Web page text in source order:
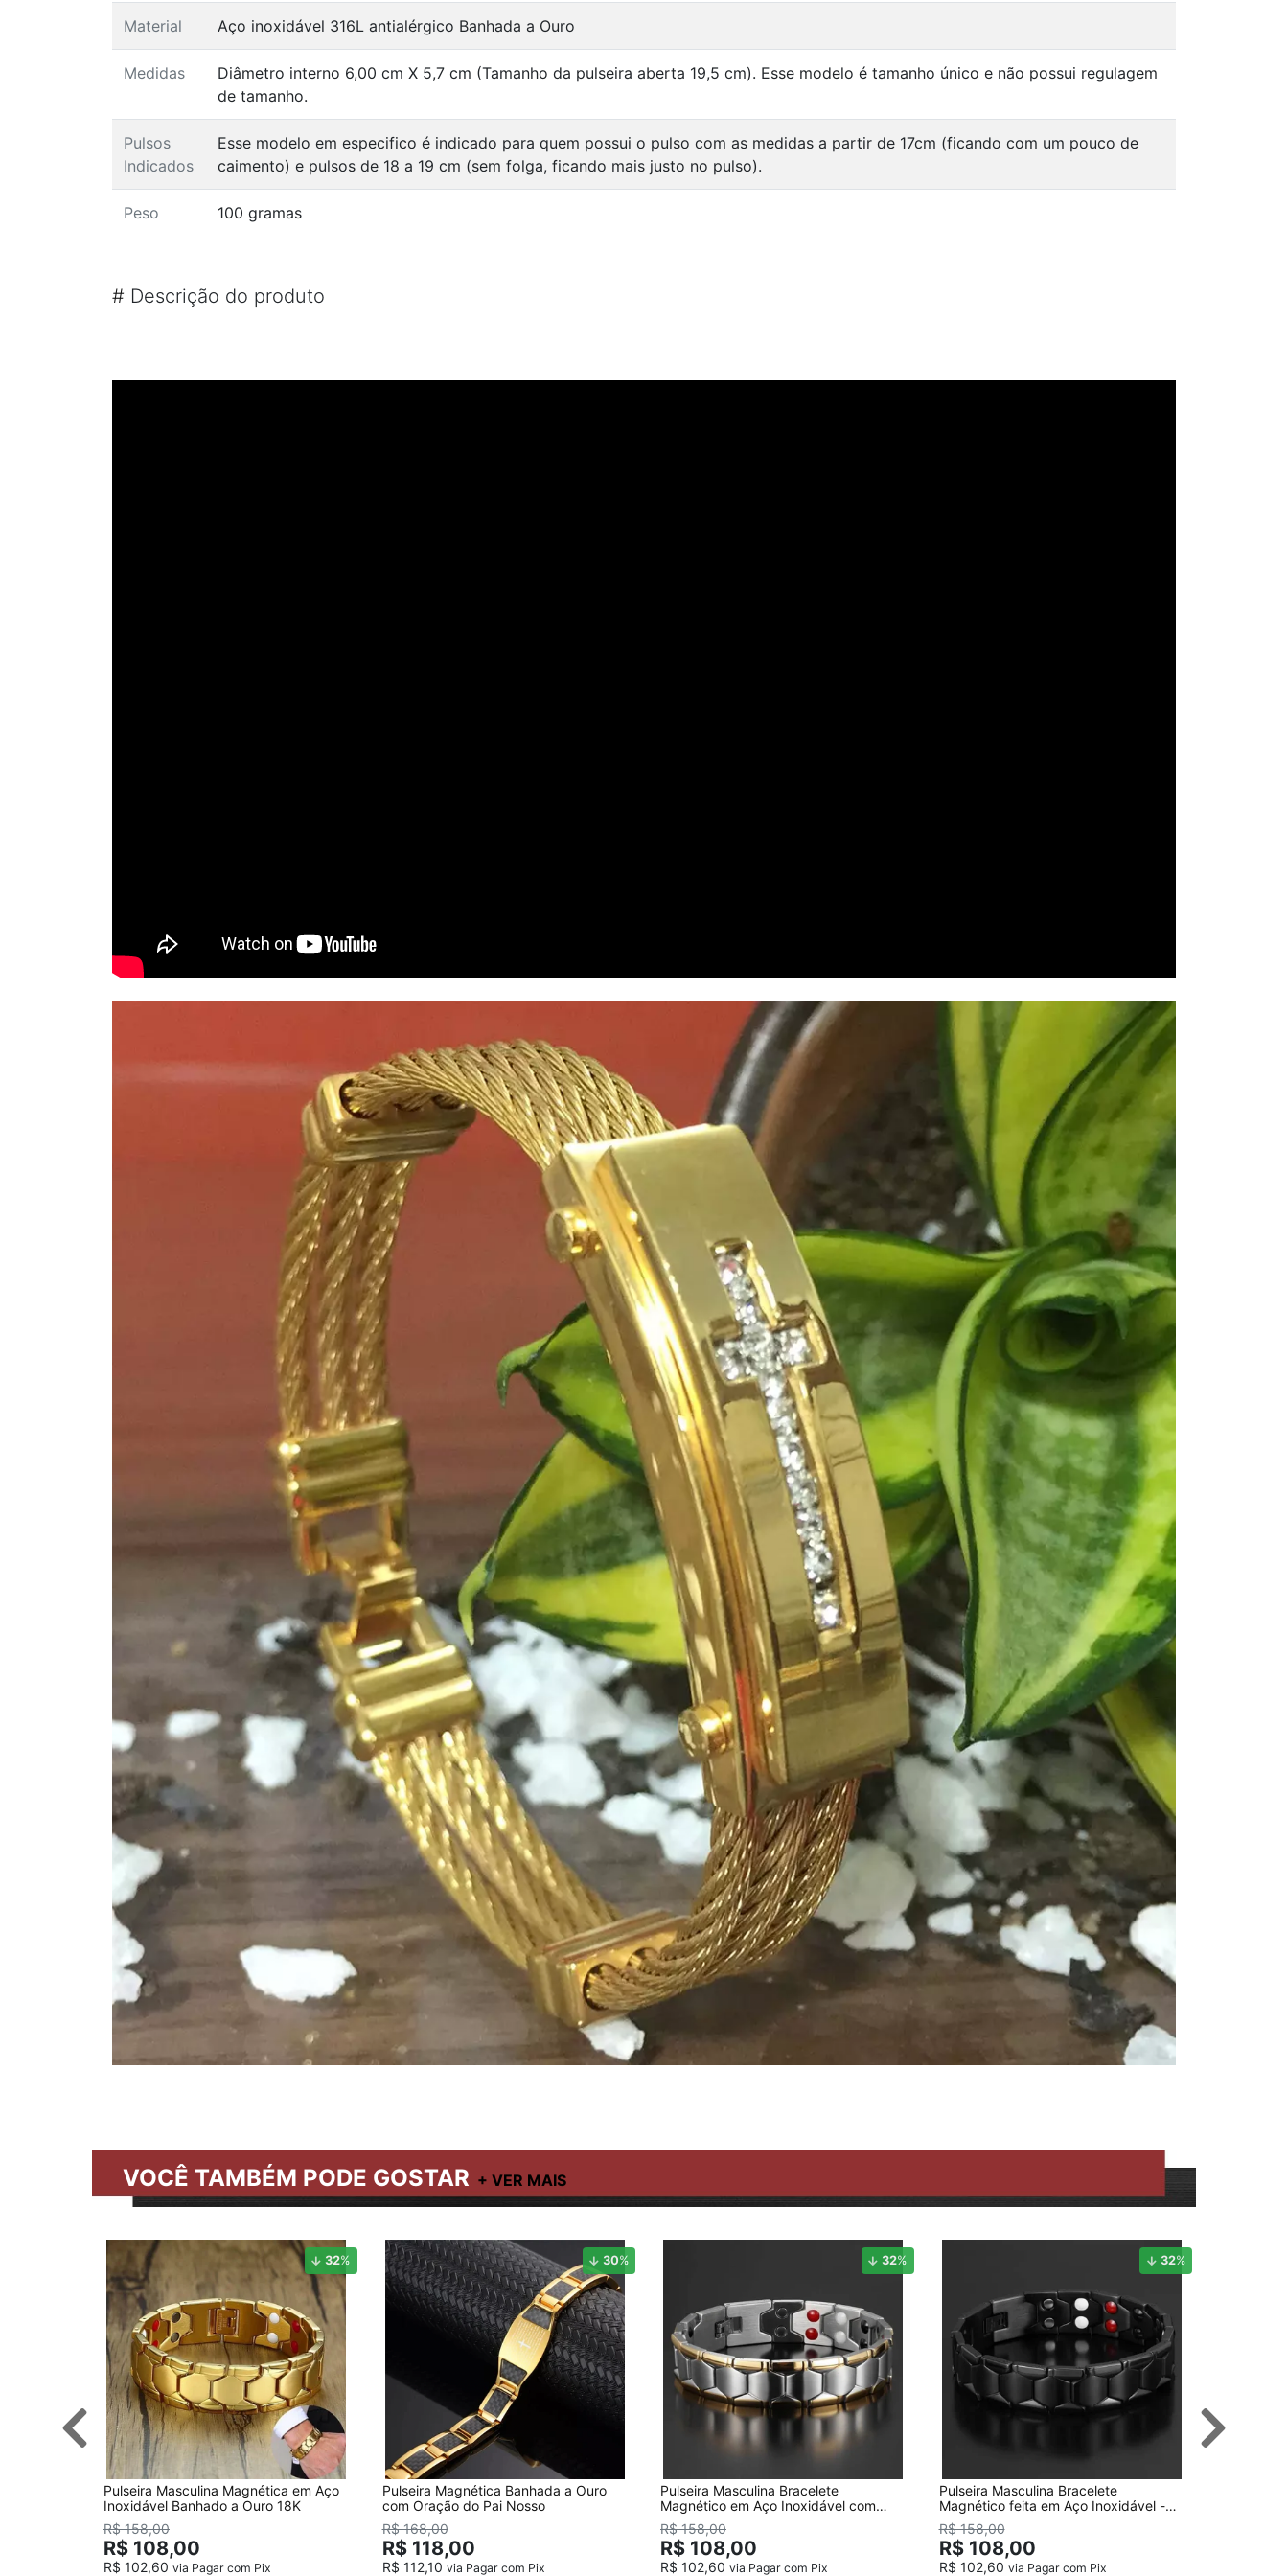
Material Aço inoxidável 316L antialérgico Banhada a Ouro
Medidas
Diâmetro interno 6,00 cm X 5,7 cm (Tamanho da pulseira aberta 19,5 cm). Esse modelo é tamanho único e não possui regulagem
de tamanho.
Pulsos
Indicados
Esse modelo em especifico é indicado para quem possui o pulso com as medidas a partir de 17cm (ficando com um pouco de
caimento) e pulsos de 18 a 19 cm (sem folga, ficando mais justo no pulso).
Peso 100 gramas
# Descrição do produto
VOCÊ TAMBÉM PODE GOSTAR
32%
Pulseira Masculina Magnética em Aço
Inoxidável Banhado a Ouro 18K
R$ 158,00
R$ 108,00
R$ 102,60 via Pagar com Pix
30%
Pulseira Magnética Banhada a Ouro
com Oração do Pai Nosso
R$ 168,00
R$ 118,00
R$ 112,10 via Pagar com Pix
32%
Pulseira Masculina Bracelete
Magnético em Aço Inoxidável com
detalhes Banhado a Ouro
R$ 158,00
R$ 108,00
R$ 102,60 via Pagar com Pix
32%
Pulseira Masculina Bracelete
Magnético feita em Aço Inoxidável -
Preta
R$ 158,00
R$ 108,00
R$ 102,60 via Pagar com Pix